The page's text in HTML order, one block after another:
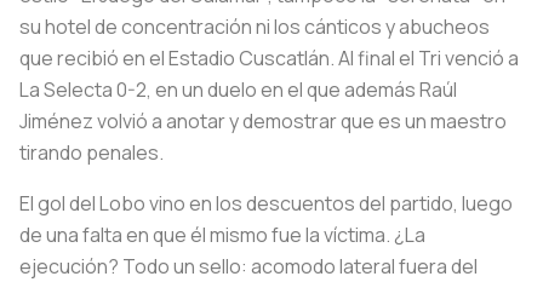
su hotel de concentración ni los cánticos y abucheos
que recibió en el Estadio Cuscatlán. Al final el Tri venció a
La Selecta 0-2, en un duelo en el que además Raúl
Jiménez volvió a anotar y demostrar que es un maestro
tirando penales.
El gol del Lobo vino en los descuentos del partido, luego
de una falta en que él mismo fue la víctima. ¿La
ejecución? Todo un sello: acomodo lateral fuera del